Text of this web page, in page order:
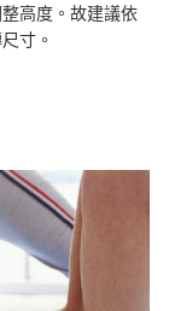
高度。故建議依
寸。